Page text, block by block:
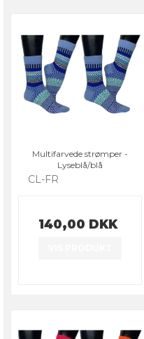
Multifarvede strømper -
Lyseblå/blå
CL-FR
140,00 DKK